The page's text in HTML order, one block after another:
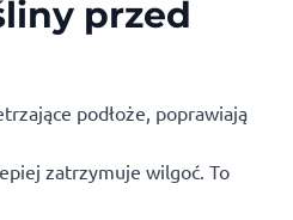
przed
podłoże, poprawiają
zatrzymuje wilgoć. To